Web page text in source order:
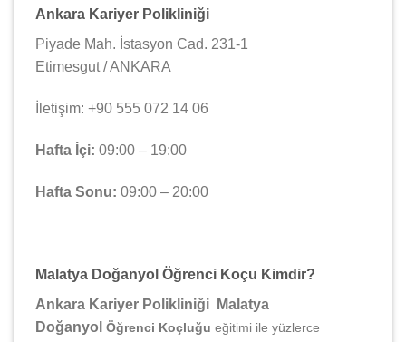
Ankara Kariyer Polikliniği
Piyade Mah. İstasyon Cad. 231-1
Etimesgut / ANKARA
İletişim: +90 555 072 14 06
Hafta İçi: 09:00 – 19:00
Hafta Sonu: 09:00 – 20:00
Malatya Doğanyol Öğrenci Koçu Kimdir?
Ankara Kariyer Polikliniği Malatya
Doğanyol Öğrenci Koçluğu eğitimi ile yüzlerce